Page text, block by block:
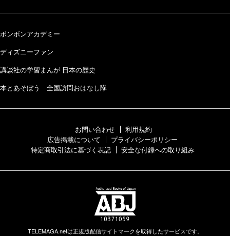
ボンボンアカデミー
ディズニーファン
講談社の学習まんが 日本の歴史
本とあそぼう 全国訪問おはなし隊
お問い合わせ
利用規約
広告掲載について
プライバシーポリシー
特定商取引法に基づく表記
安全な付録への取り組み
TELEMAGA.netは正規版配信サイトマークを取得したサービスです。